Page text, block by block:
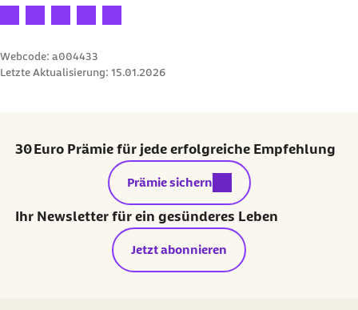
Ihre Bewertung: 1 Stern
Ihre Bewertung: 2 Sterne
Ihre Bewertung: 3 Sterne
Ihre Bewertung: 4 Sterne
Ihre Bewertung: 5 Sterne
Webcode: a004433
Letzte Aktualisierung: 15.01.2026
30 Euro Prämie für jede erfolgreiche Empfehlung
externer Link:
Prämie sichern
Ihr Newsletter für ein gesünderes Leben
Jetzt abonnieren